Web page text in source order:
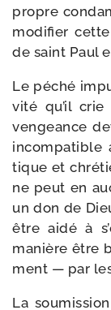
propre
modi­fier
de saint Paul
Le péché
vi­té qu’il
ven­geance
incom­pa­tible
tique et
ne peut en
un don de
être aidé à
manière être
ment — par
La